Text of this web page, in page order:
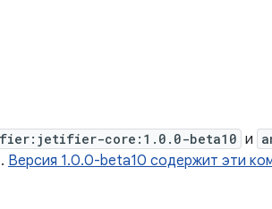
core:1.0.0-beta10 и
. Версия 1.0.0-beta10 содержит эти